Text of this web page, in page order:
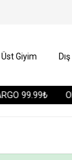
99.99₺
Üst Giyim